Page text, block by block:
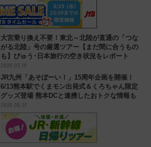
大宮乗り換え不要！東北～北陸が直通の「つな
がる北陸」号の厳選ツアー【まだ間に合うもの
も】びゅう･日本旅行の空き状況をレポート
2026.03.19
JR九州「あそぼーい！」15周年企画を開催！
6/13熊本駅でくまモン出発式＆くろちゃん限定
グッズ登場 熊本DCと連携したおトクな情報も
2026.05.31